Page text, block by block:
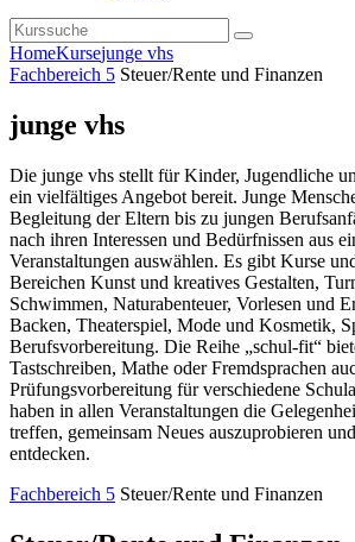
HomeKursejunge vhs
Fachbereich 5 Steuer/Rente und Finanzen
junge vhs
Die junge vhs stellt für Kinder, Jugendliche
ein vielfältiges Angebot bereit. Junge
Begleitung der Eltern bis zu jungen
nach ihren Interessen und Bedürfnissen aus
Veranstaltungen auswählen. Es gibt Kurse
Bereichen Kunst und kreatives Gestalten,
Schwimmen, Naturabenteuer, Vorlesen und
Backen, Theaterspiel, Mode und Kosmetik,
Berufsvorbereitung. Die Reihe „schul-fit“
Tastschreiben, Mathe oder Fremdsprachen
Prüfungsvorbereitung für verschiedene
haben in allen Veranstaltungen die
treffen, gemeinsam Neues auszuprobieren
entdecken.
Fachbereich 5 Steuer/Rente und Finanzen